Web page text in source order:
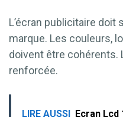
L’écran publicitaire doit
marque. Les couleurs,
doivent être cohérents.
renforcée.
LIRE AUSSI
Ecran